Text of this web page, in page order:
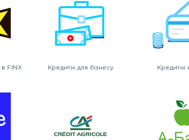
FINX Кредити для бізнесу Кредитні